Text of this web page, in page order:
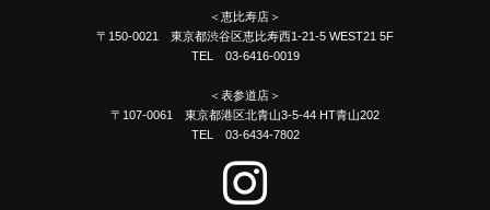
＜恵比寿店＞
〒150-0021 東京都渋谷区恵比寿西1-21-5 WEST21 5F
TEL 03-6416-0019
＜表参道店＞
〒107-0061 東京都港区北青山3-5-44 HT青山202
TEL 03-6434-7802